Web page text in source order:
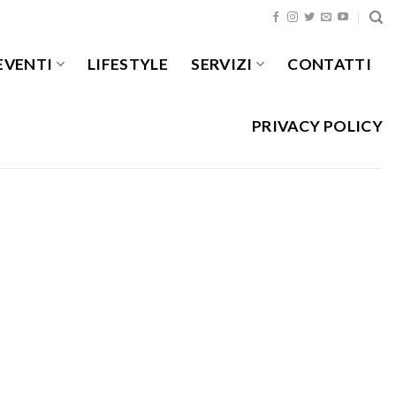
LIFESTYLE SERVIZI CONTATTI
PRIVACY POLICY